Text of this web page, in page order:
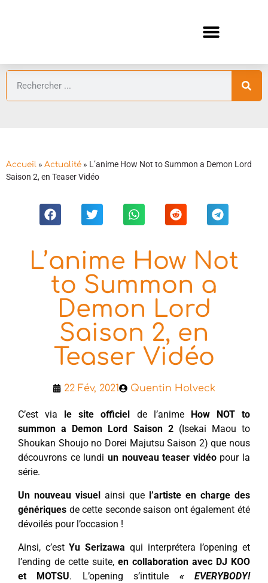
Accueil » Actualité » L’anime How Not to Summon a Demon Lord
Saison 2, en Teaser Vidéo
L’anime How Not
to Summon a
Demon Lord
Saison 2, en
Teaser Vidéo
22 Fév, 2021 Quentin Holveck
C’est via le site officiel de l’anime How NOT to
summon a Demon Lord Saison 2(Isekai Maou to
Shoukan Shoujo no Dorei Majutsu Saison 2) que nous
découvrons ce lundi un nouveau teaser vidéopour la
série.
Un nouveau visuel ainsi que l’artiste en charge des
génériques de cette seconde saison ont également été
dévoilés pour l’occasion !
Ainsi, c’estYu Serizawa qui interprétera l’opening et
l’ending de cette suite, en collaboration avec DJ KOO
et MOTSU. L’opening s’intitule « EVERYBODY!